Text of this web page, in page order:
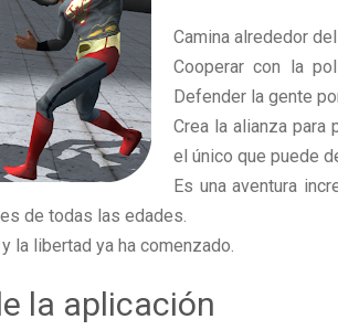
Camina alrededor
Cooperar con la
Defender la gente
Crea la alianza para
el único que puede
Es una aventura
de todas las edades.
la libertad ya ha comenzado.
la aplicación